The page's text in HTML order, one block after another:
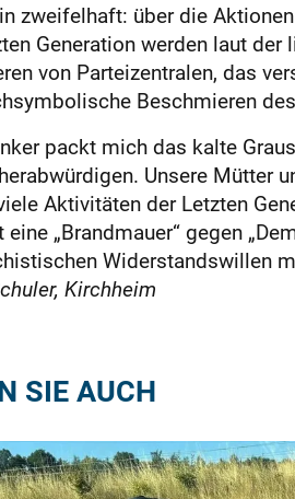
zweifelhaft: über die
Generation werden laut
von Parteizentralen, das
Beschmieren
packt mich das kalte
Unsere Mütter
Aktivitäten der Letzten
eine „Brandmauer“ gegen
Widerstandswillen
Kirchheim
SIE AUCH